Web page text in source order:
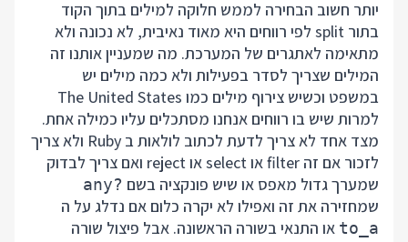
יותר חשוב הבחירה לממש חלוקה למילים בתוך הקוד
בתור split לפי רווחים היא מאוד נאיבית, לא נכונה ולא
מתאימה לאתגרים של המערכת. מה שמעניין אותנו זה
המילים שצריך לסדר בפעילות ולא כמה מילים יש
במשפט וכשיש צירוף מילים כמו The United States
למרות שיש בו רווחים אנחנו מסתכלים עליו כמילה אחת.
מצד אחד לא צריך לדעת לכתוב לולאות ב Ruby ולא צריך
לזכור אם זה filter או select או reject ואם צריך לבדוק
שמערך גדול מאפס או שיש פונקציה בשם any?
שמחזירה את זה ואפילו לא יקרה כלום אם נדלג על ה
to_a או התנאי בשורה הראשונה. אבל פיצול שורה